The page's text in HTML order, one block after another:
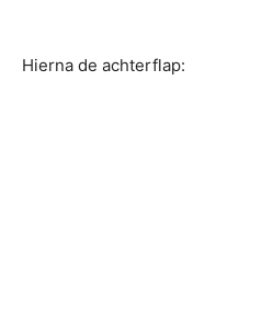
Hierna de achterflap: